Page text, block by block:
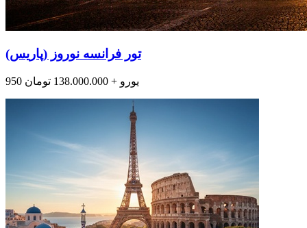
تور فرانسه نوروز (پاریس)
950 یورو + 138.000.000 تومان